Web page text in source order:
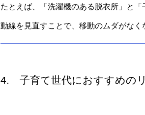
たとえば、「洗濯機のある脱衣所」と
動線を見直すことで、移動のムダがなく
4. 子育て世代におすすめの